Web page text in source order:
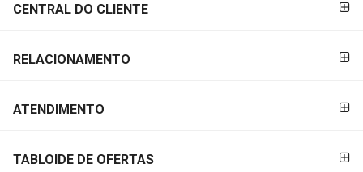
CENTRAL DO CLIENTE
RELACIONAMENTO
ATENDIMENTO
TABLOIDE DE OFERTAS